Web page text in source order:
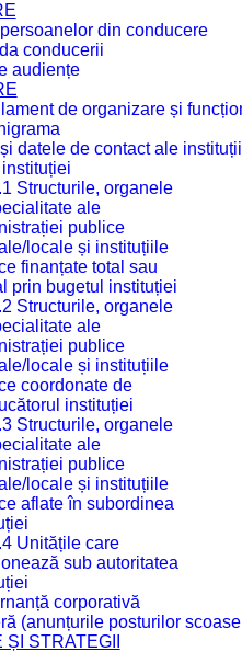
din conducere
conducerii
audiențe
de organizare și
datele de contact ale
Structurile, organele
ale
publice
locale și instituțiile
finanțate total sau
prin bugetul instituției
Structurile, organele
ale
publice
locale și instituțiile
coordonate de
instituției
Structurile, organele
ale
publice
locale și instituțiile
aflate în subordinea
Unitățile care
sub autoritatea
corporativă
(anunțurile posturilor
STRATEGII